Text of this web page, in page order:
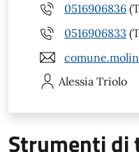
0516906836
0516906833
Alessia Triolo
Strumenti di